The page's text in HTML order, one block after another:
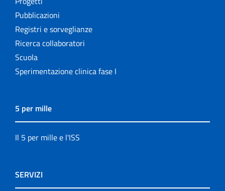
Pubblicazioni
Registri e sorveglianze
Ricerca collaboratori
Scuola
Sperimentazione clinica fase I
5 per mille
Il 5 per mille e l'ISS
SERVIZI